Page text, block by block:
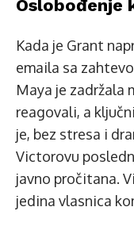
Oslobođenje
Kada je Grant
emaila sa
Maya je zadržala
reagovali, a
je, bez stresa i
Victorovu
javno pročitana.
jedina vlasnica